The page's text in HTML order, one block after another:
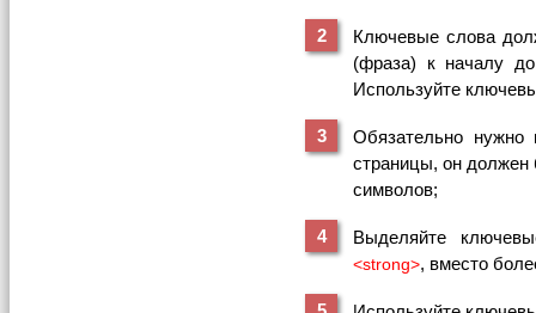
Ключевые слова
(фраза) к началу
Используйте
Обязательно
страницы, он должен
символов;
Выделяйте
<strong>, вместо